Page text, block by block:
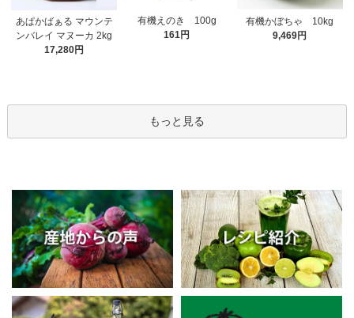
あぱかばぁる マウンテ
ンバレイ マヌーカ 2kg
17,280円
有機えのき 100g
161円
有機かぼちゃ 10kg
9,469円
もっと見る